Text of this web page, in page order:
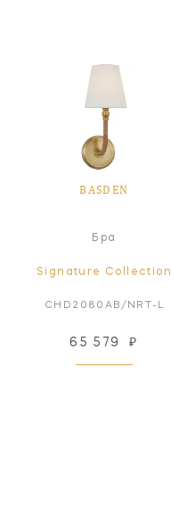
BASDEN
Бра
Signature Collection
CHD2080AB/NRT-L
65 579 ₽